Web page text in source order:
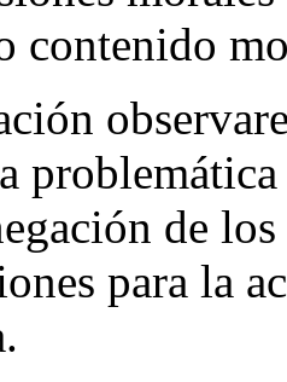
contenido
de
para la